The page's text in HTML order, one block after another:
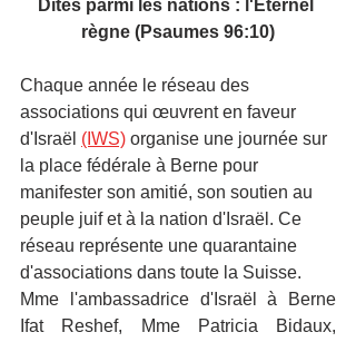
Dites parmi les nations : l'Eternel
règne (Psaumes 96:10)
Chaque année le réseau des
associations qui œuvrent en faveur
d'Israël (IWS) organise une journée sur
la place fédérale à Berne pour
manifester son amitié, son soutien au
peuple juif et à la nation d'Israël. Ce
réseau représente une quarantaine
d'associations dans toute la Suisse.
Mme l'ambassadrice d'Israël à Berne
Ifat Reshef, Mme Patricia Bidaux,